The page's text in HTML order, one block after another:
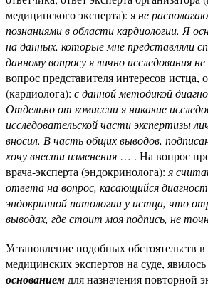
медицинского эксперта): я не
познаниями в области кардиологии. Я
на данных, которые мне представляли
данному вопросу я лично исследования
вопрос представителя интересов истца,
(кардиолога): с данной методикой
Отдельно от комиссии я никакие
исследовательской части экспертизы
вносил. В часть общих выводов,
хочу внести изменения … . На вопрос
врача-эксперта (эндокринолога): я
ответа на вопрос, касающийся
эндокринной патологии у истца, что
выводах, где стоит моя подпись, не
Установление подобных обстоятельств
медицинских экспертов на суде, явилось
основанием для назначения повторной